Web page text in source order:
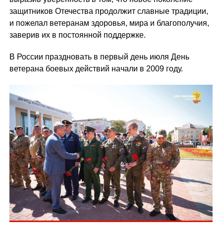
защитников Отечества продолжит славные традиции,
и пожелал ветеранам здоровья, мира и благополучия,
заверив их в постоянной поддержке.
В России праздновать в первый день июля День
ветерана боевых действий начали в 2009 году.